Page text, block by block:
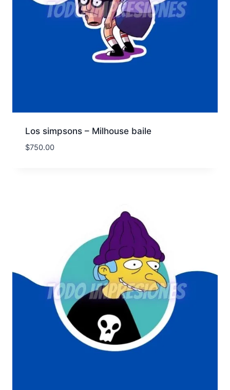
Los simpsons – Milhouse baile
$750.00